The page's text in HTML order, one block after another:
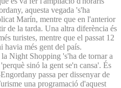
aquesta vegada 's'ha
Marín, mentre que en l'anterior
de la tarda. Una altra diferència és
turistes, mentre que el passat 12
havia més gent del país.
Night Shopping 's'ha de tornar a
sinó la gent se'n cansa'. És
passa per dissenyar de
una programació d'aquest